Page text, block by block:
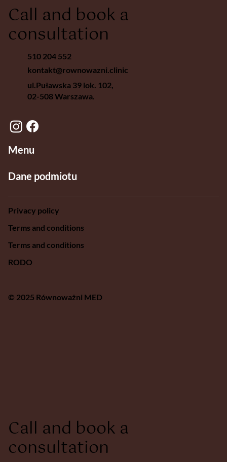
Call and book a
consultation
510 204 552
kontakt@rownowazni.clinic
ul.Puławska 39 lok. 102,
02-508 Warszawa.
© 2025 Równoważni MED
Dane podmiotu
Menu
Privacy policy
Terms and conditions
Terms and conditions
RODO
Call and book a
consultation